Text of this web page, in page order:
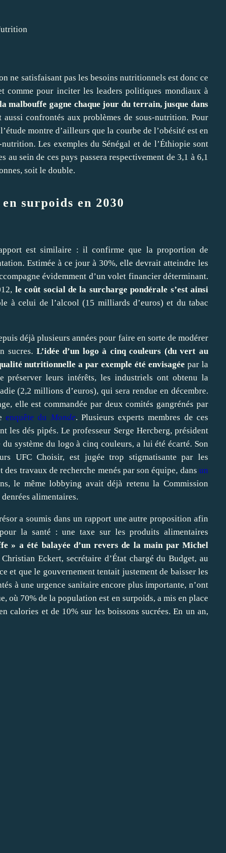
ne satisfaisant pas les besoins nutritionnels est donc ce
pour inciter les leaders politiques mondiaux à
la malbouffe gagne chaque jour du terrain, jusque dans
aussi confrontés aux problèmes de sous-nutrition. Pour
montre d’ailleurs que la courbe de l’obésité est en
Les exemples du Sénégal et de l’Éthiopie sont
sein de ces pays passera respectivement de 3,1 à 6,1
soit le double.
surpoids en 2030
est similaire : il confirme que la proportion de
Estimée à ce jour à 30%, elle devrait atteindre les
évidemment d’un volet financier déterminant.
le coût social de la surcharge pondérale s’est ainsi
à celui de l’alcool (15 milliards d’euros) et du tabac
déjà plusieurs années pour faire en sorte de modérer
sucres. L’idée d’un logo à cinq couleurs (du vert au
nutritionnelle a par exemple été envisagée par la
préserver leurs intérêts, les industriels ont obtenu la
(2,2 millions d’euros), qui sera rendue en décembre.
elle est commandée par deux comités gangrénés par
enquête du Monde. Plusieurs experts membres de ces
les dés pipés. Le professeur Serge Hercberg, président
système du logo à cinq couleurs, a lui été écarté. Son
UFC Choisir, est jugée trop stigmatisante par les
travaux de recherche menés par son équipe, dans un
le même lobbying avait déjà retenu la Commission
alimentaires.
a soumis dans un rapport une autre proposition afin
la santé : une taxe sur les produits alimentaires
» a été balayée d’un revers de la main par Michel
Eckert, secrétaire d’État chargé du Budget, au
et que le gouvernement tentait justement de baisser les
à une urgence sanitaire encore plus importante, n’ont
où 70% de la population est en surpoids, a mis en place
calories et de 10% sur les boissons sucrées. En un an,